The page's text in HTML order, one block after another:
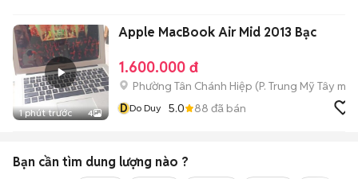
1 phút trước 4
Apple MacBook Air Mid 2013 Bạc
1.600.000 đ
Phường Tân Chánh Hiệp (P. Trung Mỹ Tây mới)
DDo Duy 5.0 88 đã bán
Bạn cần tìm dung lượng nào ?